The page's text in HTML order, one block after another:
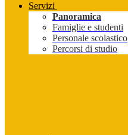
Servizi
Panoramica
Famiglie e studenti
Personale scolastico
Percorsi di studio